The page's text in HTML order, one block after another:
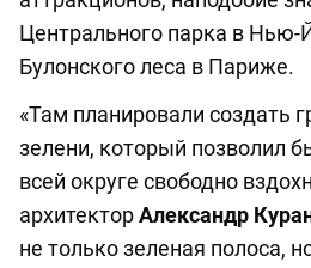
Центрального парка в Нью-
Булонского леса в Париже.
«Там планировали создать
зелени, который позволил
всей округе свободно
архитекторАлександр
не только зеленая полоса,